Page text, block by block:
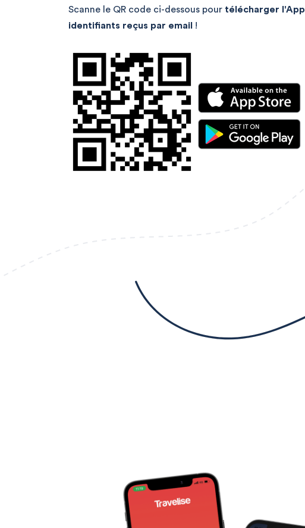
Scanne le QR code ci-dessous pour télécharger l'App
identifiants reçus par email !